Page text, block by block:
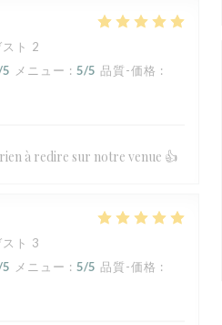
ト 2
メニュー : 5/5 品質-価格 :
à redire sur notre venue 👍
ト 3
メニュー : 5/5 品質-価格 :